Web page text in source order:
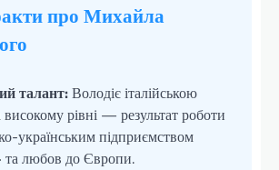
про Михайла
талант:Володіє італійською
рівні — результат роботи
українським підприємством
та любов до Європи.